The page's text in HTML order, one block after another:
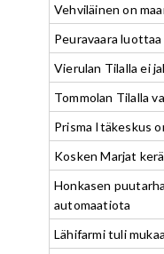
Vehviläinen on
Peuravaara
Vierulan Tilalla ei
Tommolan Tilalla
Prisma Itäkeskus
Kosken Marjat
Honkasen
automaatiota
Lähifarmi tuli